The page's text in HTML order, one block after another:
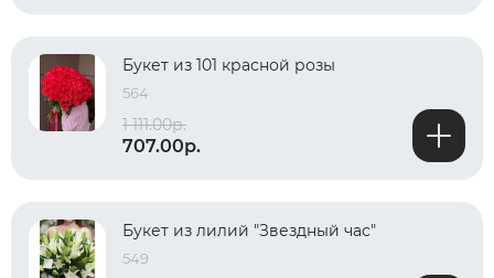
Букет из 101 красной розы
564
1 111.00р.
707.00р.
Букет из лилий "Звездный час"
549